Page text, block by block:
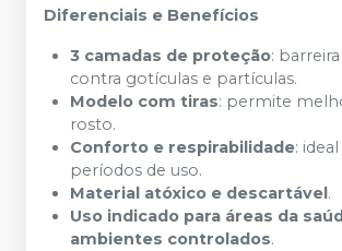
Diferenciais e Benefícios
3 camadas de proteção:
contra gotículas e partículas.
Modelo com tiras: permite
rosto.
Conforto e respirabilidade:
períodos de uso.
Material atóxico e descartável .
Uso indicado para áreas da
ambientes controlados.